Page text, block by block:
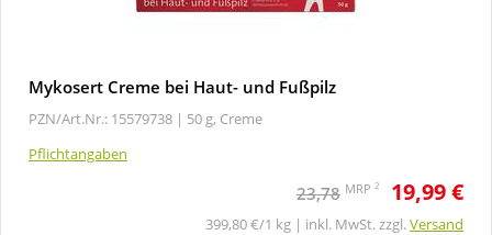
Mykosert Creme bei Haut- und Fußpilz
PZN/Art.Nr.: 15579738 | 50 g, Creme
Pflichtangaben
23,78 MRP 2 19,99 €
399,80 €/1 kg | inkl. MwSt. zzgl.Versand